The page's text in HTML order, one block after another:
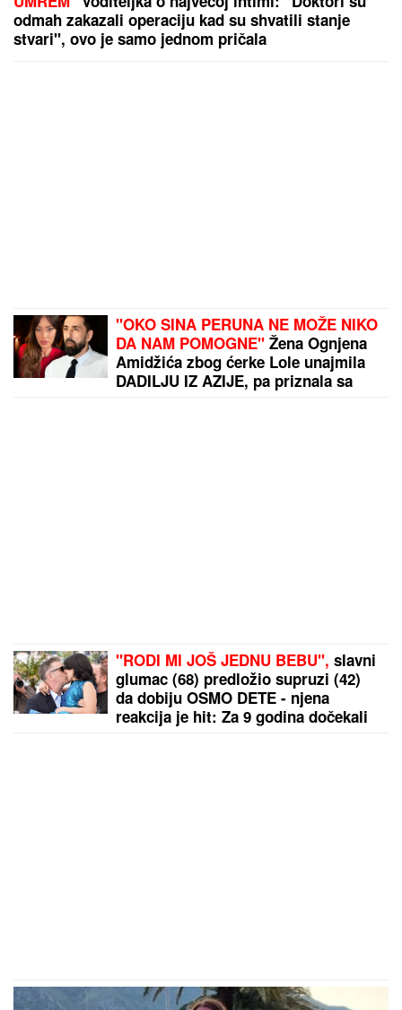
odmah zakazali operaciju kad su shvatili stanje
stvari", ovo je samo jednom pričala
"OKO SINA PERUNA NE MOŽE NIKO
DA NAM POMOGNE" Žena Ognjena
Amidžića zbog ćerke Lole unajmila
DADILJU IZ AZIJE, pa priznala sa
"RODI MI JOŠ JEDNU BEBU", slavni
glumac (68) predložio supruzi (42)
da dobiju OSMO DETE - njena
reakcija je hit: Za 9 godina dočekali